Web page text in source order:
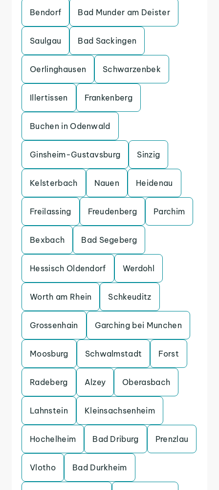
Bendorf Bad Munder am Deister
Saulgau Bad Sackingen
Oerlinghausen Schwarzenbek
Illertissen Frankenberg
Buchen in Odenwald
Ginsheim-Gustavsburg Sinzig
Kelsterbach Nauen Heidenau
Freilassing Freudenberg Parchim
Bexbach Bad Segeberg
Hessisch Oldendorf Werdohl
Worth am Rhein Schkeuditz
Grossenhain Garching bei Munchen
Moosburg Schwalmstadt Forst
Radeberg Alzey Oberasbach
Lahnstein Kleinsachsenheim
Hochelheim Bad Driburg Prenzlau
Vlotho Bad Durkheim